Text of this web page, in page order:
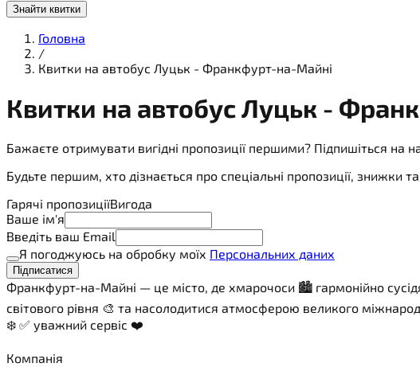
Знайти квитки
Головна
/
Квитки на автобус Луцьк - Франкфурт-на-Майні
Квитки на автобусЛуцьк -
Бажаєте отримувати вигідні пропозиції першими? Підпишіться на
Будьте першим, хто дізнається про спеціальні пропозиції,
Гарячі пропозиціїВигода
Ваше ім'я
Введіть ваш Email
Я погоджуюсь на обробку моїх Персональних даних
Підписатися
Франкфурт-на-Майні — це місто, де хмарочоси 🏙️ гармонійно
світового рівня 🎨 та насолодитися атмосферою великого
❄️ ✅ уважний сервіс ❤️
Компанія